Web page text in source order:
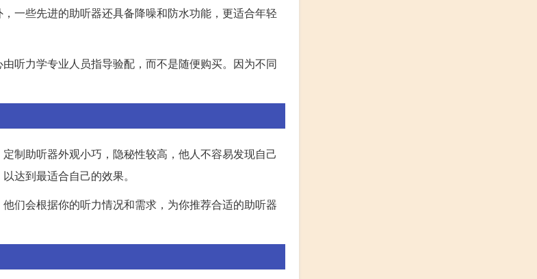
一些先进的助听器还具备降噪和防水功能，更适合年轻
听力学专业人员指导验配，而不是随便购买。因为不同
制助听器外观小巧，隐秘性较高，他人不容易发现自己
达到最适合自己的效果。
们会根据你的听力情况和需求，为你推荐合适的助听器